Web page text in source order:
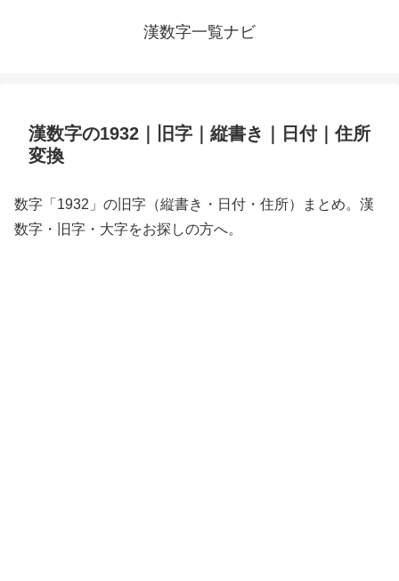
漢数字一覧ナビ
漢数字の1932｜旧字｜縦書き｜日付｜住所
変換
数字「1932」の旧字（縦書き・日付・住所）まとめ。漢
数字・旧字・大字をお探しの方へ。